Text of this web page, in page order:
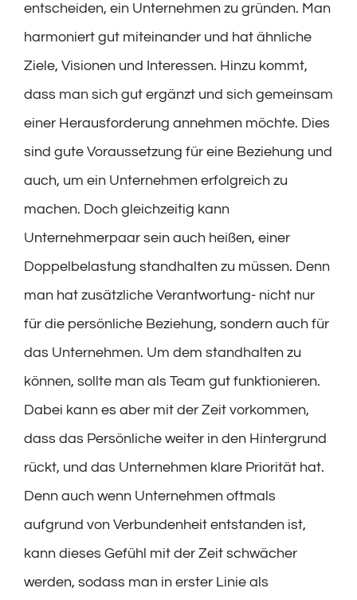
entscheiden, ein Unternehmen zu gründen. Man
harmoniert gut miteinander und hat ähnliche
Ziele, Visionen und Interessen. Hinzu kommt,
dass man sich gut ergänzt und sich gemeinsam
einer Herausforderung annehmen möchte. Dies
sind gute Voraussetzung für eine Beziehung und
auch, um ein Unternehmen erfolgreich zu
machen. Doch gleichzeitig kann
Unternehmerpaar sein auch heißen, einer
Doppelbelastung standhalten zu müssen. Denn
man hat zusätzliche Verantwortung- nicht nur
für die persönliche Beziehung, sondern auch für
das Unternehmen. Um dem standhalten zu
können, sollte man als Team gut funktionieren.
Dabei kann es aber mit der Zeit vorkommen,
dass das Persönliche weiter in den Hintergrund
rückt, und das Unternehmen klare Priorität hat.
Denn auch wenn Unternehmen oftmals
aufgrund von Verbundenheit entstanden ist,
kann dieses Gefühl mit der Zeit schwächer
werden, sodass man in erster Linie als